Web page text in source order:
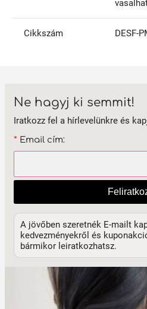
Cikkszám DESF-
Ne hagyj ki semmit!
Iratkozz fel a hírlevelünkre és
* Email cím:
A jövőben szeretnék E-mailt
kedvezményekről és
bármikor leiratkozhatsz.